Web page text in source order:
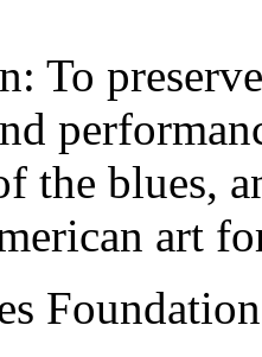
To
the blues,
art